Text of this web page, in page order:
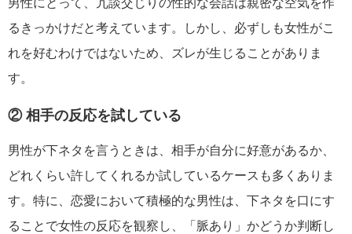
男性にとって、冗談交じりの性的な会話は親密な空気を作
るきっかけだと考えています。しかし、必ずしも女性がこ
れを好むわけではないため、ズレが生じることがありま
す。
② 相手の反応を試している
男性が下ネタを言うときは、相手が自分に好意があるか、
どれくらい許してくれるか試しているケースも多くありま
す。特に、恋愛において積極的な男性は、下ネタを口にす
ることで女性の反応を観察し、「脈あり」かどうか判断し